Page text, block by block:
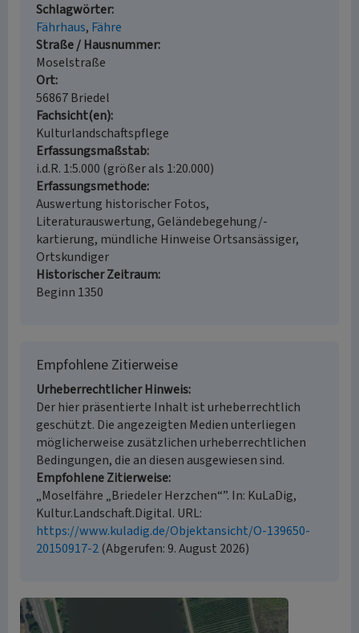
Schlagwörter
Fährhaus Fähre
Straße / Hausnummer
Moselstraße
Ort
56867 Briedel
Fachsicht(en)
Kulturlandschaftspflege
Erfassungsmaßstab
i.d.R. 1:5.000 (größer als 1:20.000)
Erfassungsmethode
Auswertung historischer Fotos,
Literaturauswertung, Geländebegehung/-
kartierung, mündliche Hinweise Ortsansässiger,
Ortskundiger
Historischer Zeitraum
Beginn 1350
Empfohlene Zitierweise
Urheberrechtlicher Hinweis
Der hier präsentierte Inhalt ist urheberrechtlich
geschützt. Die angezeigten Medien unterliegen
möglicherweise zusätzlichen urheberrechtlichen
Bedingungen, die an diesen ausgewiesen sind.
Empfohlene Zitierweise
„Moselfähre „Briedeler Herzchen“”. In: KuLaDig,
Kultur.Landschaft.Digital. URL:
https://www.kuladig.de/Objektansicht/O-139650-
20150917-2(Abgerufen: 9. August 2026)